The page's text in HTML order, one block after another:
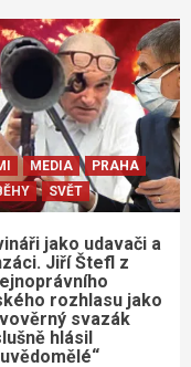
MEDIA
PRAHA
SVĚT
jako udavači a
Jiří Štefl z
rozhlasu jako
svazák
hlásil